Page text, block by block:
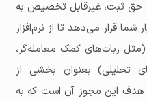
ثبت، غیرقابل تخصیص به
شما قرار می‌دهد تا از نرم‌افزار
ربات‌های کمک معامله‌گر،
تحلیلی) بعنوان بخشی از
هدف این مجوز آن است که به